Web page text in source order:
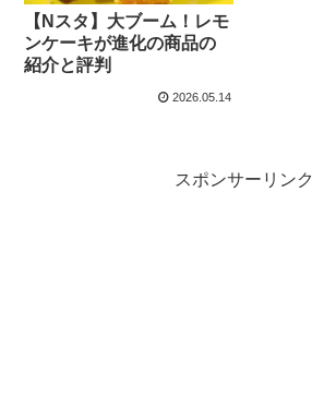
【Nスタ】大ブーム！レモ
ンケーキが進化の商品の
紹介と評判
2026.05.14
スポンサーリンク